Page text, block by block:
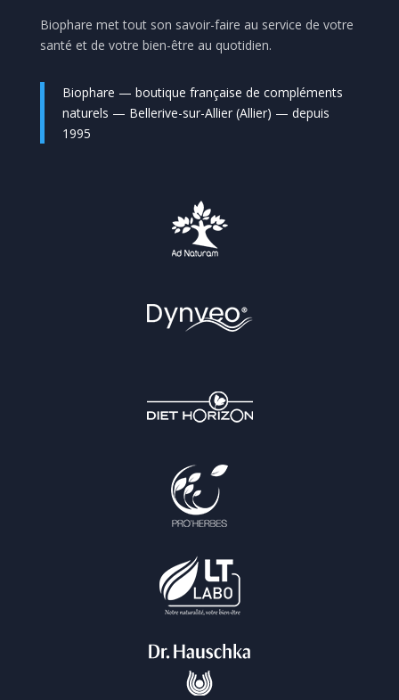
Biophare met tout son savoir-faire au service de votre
santé et de votre bien-être au quotidien.
Biophare — boutique française de compléments
naturels — Bellerive-sur-Allier (Allier) — depuis
1995